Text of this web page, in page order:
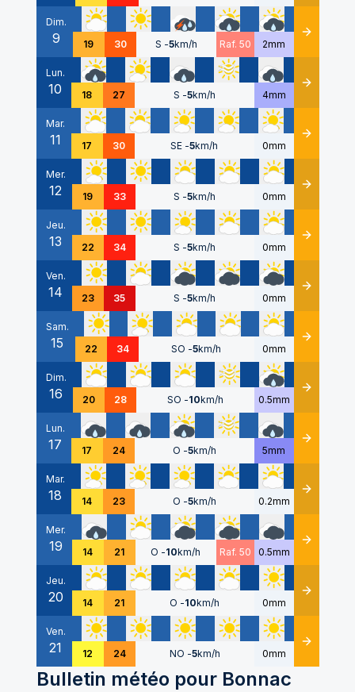
Dim.
9 19 30 S -5km/h Raf. 50 2mm Détails
Lun.
10 18 27 S -5km/h 4mm Détails
Mar.
11 17 30 SE -5km/h 0mm Détails
Mer.
12 19 33 S -5km/h 0mm Détails
Jeu.
13 22 34 S -5km/h 0mm Détails
Ven.
14 23 35 S -5km/h 0mm Détails
Sam.
15 22 34 SO -5km/h 0mm Détails
Dim.
16 20 28 SO -10km/h 0.5mm Détails
Lun.
17 17 24 O -5km/h 5mm Détails
Mar.
18 14 23 O -5km/h 0.2mm Détails
Mer.
19 14 21 O -10km/h Raf. 50 0.5mm Détails
Jeu.
20 14 21 O -10km/h 0mm Détails
Ven.
21 12 24 NO -5km/h 0mm Détails
Bulletin météo pour Bonnac